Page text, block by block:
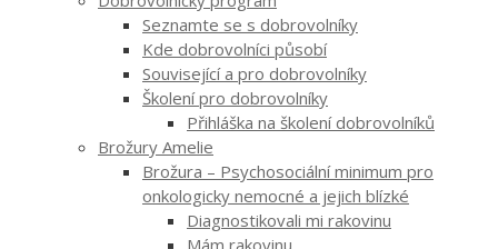
Seznamte se s dobrovolníky
Kde dobrovolníci působí
Související a pro dobrovolníky
Školení pro dobrovolníky
Přihláška na školení dobrovolníků
Brožury Amelie
Brožura – Psychosociální minimum pro
onkologicky nemocné a jejich blízké
Diagnostikovali mi rakovinu
Mám rakovinu